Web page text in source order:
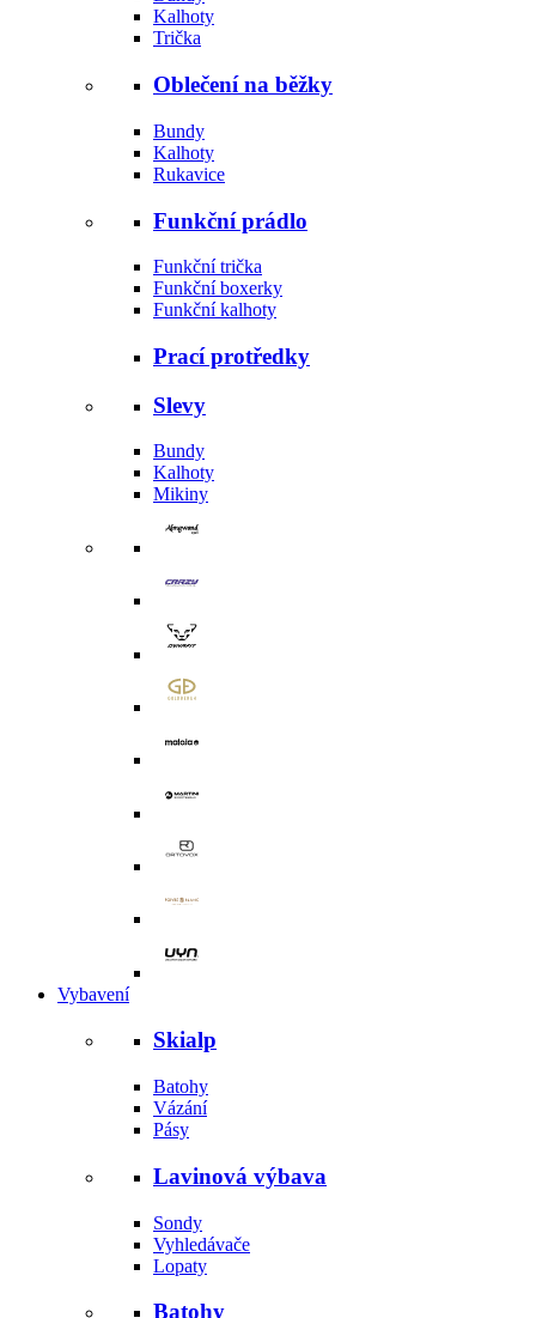
Kalhoty
Trička
Oblečení na běžky
Bundy
Kalhoty
Rukavice
Funkční prádlo
Funkční trička
Funkční boxerky
Funkční kalhoty
Prací protředky
Slevy
Bundy
Kalhoty
Mikiny
Vybavení
Skialp
Batohy
Vázání
Pásy
Lavinová výbava
Sondy
Vyhledávače
Lopaty
Batohy